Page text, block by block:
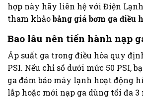
hợp này hãy liên hệ với Điện Lạnh
tham khảobảng giá bơm ga điều
Bao lâu nên tiến hành nạp
Áp suất ga trong điều hòa quy
PSI. Nếu chỉ số dưới mức 50 PSI,
ga đảm bảo máy lạnh hoạt động
lắp hoặc mới nạp ga dùng tối đa 3